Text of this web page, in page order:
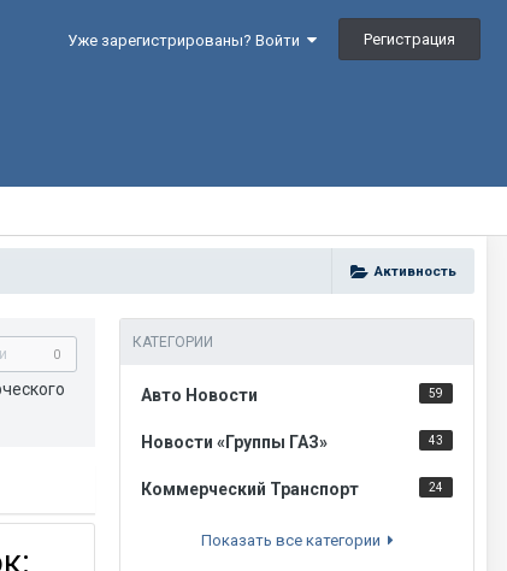
Уже зарегистрированы? Войти Регистрация
Активность
0
КАТЕГОРИИ
59
Авто Новости
43
Новости «Группы ГАЗ»
24
Коммерческий Транспорт
Показать все категории